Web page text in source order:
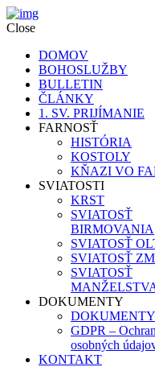
Close
DOMOV
BOHOSLUŽBY
BULLETIN
ČLÁNKY
1. SV. PRIJÍMANIE
FARNOSŤ
HISTÓRIA
KOSTOLY
KŇAZI VO
SVIATOSTI
KRST
SVIATOSŤ
BIRMOVANIA
SVIATOSŤ
SVIATOSŤ
SVIATOSŤ
DOKUMENTY
DOKUMENTY
GDPR –
osobných
KONTAKT